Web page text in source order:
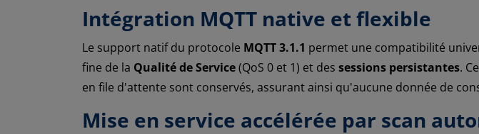
Intégration MQTT native et flexible
Le support natif du protocole MQTT 3.1.1 permet une compatibilité
fine de la Qualité de Service(QoS 0 et 1) et des sessions persistantes.
en file d'attente sont conservés, assurant ainsi qu'aucune donnée de
Mise en service accélérée par scan